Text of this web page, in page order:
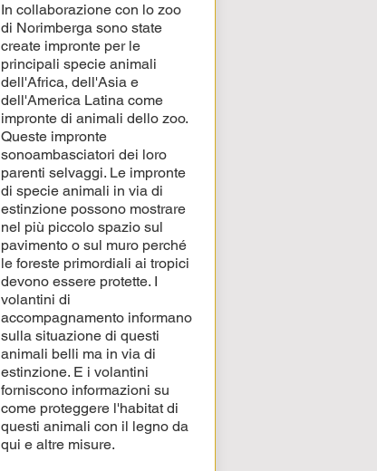
In collaborazione con lo zoo
di Norimberga sono state
create impronte per le
principali specie animali
dell'Africa, dell'Asia e
dell'America Latina come
impronte di animali dello zoo.
Queste impronte
sonoambasciatori dei loro
parenti selvaggi. Le impronte
di specie animali in via di
estinzione possono mostrare
nel più piccolo spazio sul
pavimento o sul muro perché
le foreste primordiali ai tropici
devono essere protette. I
volantini di
accompagnamento informano
sulla situazione di questi
animali belli ma in via di
estinzione. E i volantini
forniscono informazioni su
come proteggere l'habitat di
questi animali con il legno da
qui e altre misure.